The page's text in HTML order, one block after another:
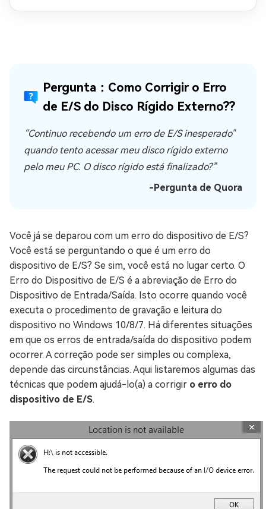
Pergunta：Como Corrigir o Erro
de E/S do Disco Rígido Externo??
“Continuo recebendo um erro de E/S inesperado"
quando tento acessar meu disco rígido externo
pelo meu PC. O disco rígido está finalizado?”
-Pergunta de Quora
Você já se deparou com um erro do dispositivo de E/S?
Você está se perguntando o que é um erro do
dispositivo de E/S? Se sim, você está no lugar certo. O
Erro do Dispositivo de E/S é a abreviação de Erro do
Dispositivo de Entrada/Saída. Isto ocorre quando você
executa o procedimento de gravação e leitura do
dispositivo no Windows 10/8/7. Há diferentes situações
em que os erros de entrada/saída do dispositivo podem
ocorrer. A correção pode ser simples ou complexa,
depende das circunstâncias. Aqui listaremos algumas das
técnicas que podem ajudá-lo(a) a corrigir o erro do
dispositivo de E/S.